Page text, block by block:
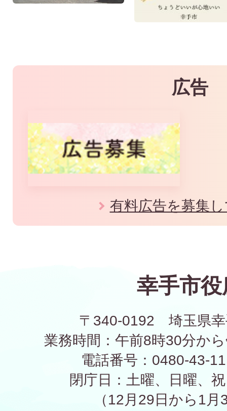
広告
有料広告を募集
幸手市役
〒340-0192 埼玉県幸
業務時間：午前8時30分か
電話番号：0480-43-
閉庁日：土曜、日曜、
（12月29日から1